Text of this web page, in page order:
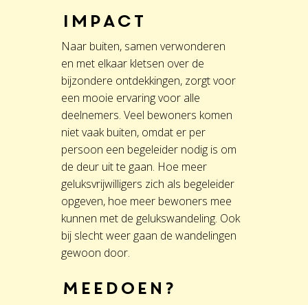
Impact
Naar buiten, samen verwonderen
en met elkaar kletsen over de
bijzondere ontdekkingen, zorgt voor
een mooie ervaring voor alle
deelnemers. Veel bewoners komen
niet vaak buiten, omdat er per
persoon een begeleider nodig is om
de deur uit te gaan. Hoe meer
geluksvrijwilligers zich als begeleider
opgeven, hoe meer bewoners mee
kunnen met de gelukswandeling. Ook
bij slecht weer gaan de wandelingen
gewoon door.
Meedoen?